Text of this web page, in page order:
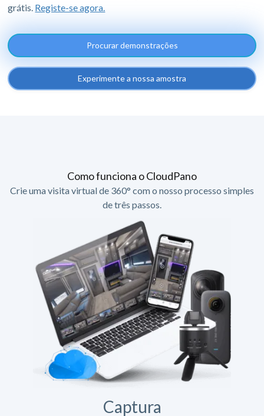
grátis. Registe-se agora.
Procurar demonstrações
Experimente a nossa amostra
Como funciona o CloudPano
Crie uma visita virtual de 360° com o nosso processo simples
de três passos.
Captura